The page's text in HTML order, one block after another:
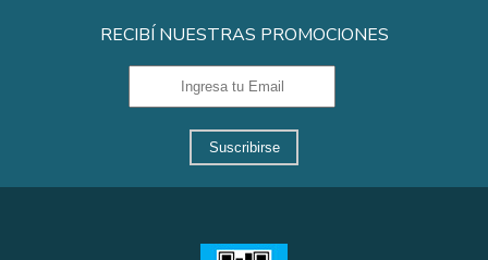
RECIBÍ NUESTRAS PROMOCIONES
Suscribirse